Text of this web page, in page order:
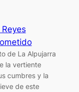
de La Alpujarra
la vertiente
cumbres y la
de este